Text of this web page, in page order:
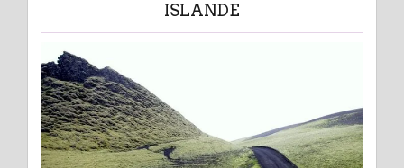
ISLANDE